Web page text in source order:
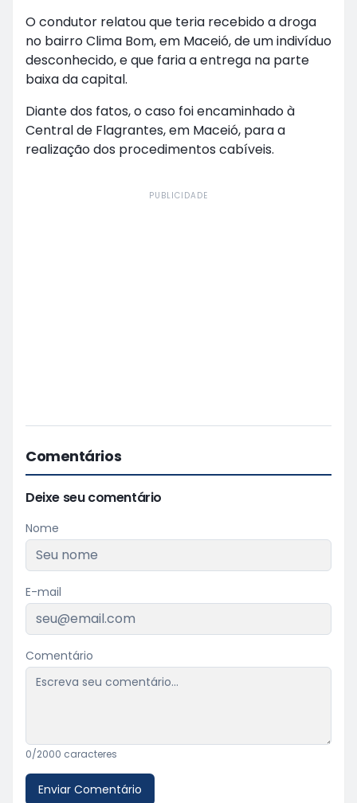
O condutor relatou que teria recebido a droga
no bairro Clima Bom, em Maceió, de um indivíduo
desconhecido, e que faria a entrega na parte
baixa da capital.
Diante dos fatos, o caso foi encaminhado à
Central de Flagrantes, em Maceió, para a
realização dos procedimentos cabíveis.
PUBLICIDADE
Comentários
Deixe seu comentário
Nome
E-mail
Comentário
0/2000 caracteres
Enviar Comentário